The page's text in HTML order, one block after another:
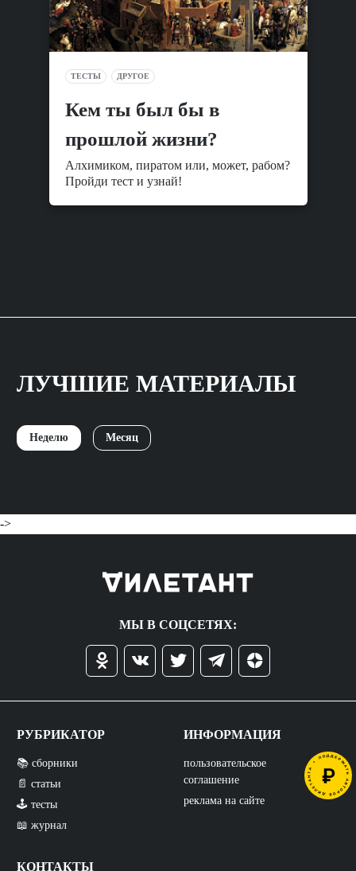
ТЕСТЫ ДРУГОЕ
Кем ты был бы в
прошлой жизни?
Алхимиком, пиратом или, может, рабом?
Пройди тест и узнай!
ЛУЧШИЕ МАТЕРИАЛЫ
Неделю Месяц
->
МЫ В СОЦСЕТЯХ:
РУБРИКАТОР
📚 сборники
📄 статьи
🕹️ тесты
📖 журнал
КОНТАКТЫ
ИНФОРМАЦИЯ
пользовательское
соглашение
реклама на сайте